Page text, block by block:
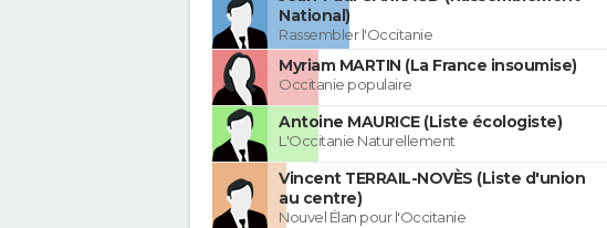
National)
Rassembler l'Occitanie
Myriam MARTIN (La France insoumise)
Occitanie populaire
Antoine MAURICE (Liste écologiste)
L'Occitanie Naturellement
Vincent TERRAIL-NOVÈS (Liste d'union
au centre)
Nouvel Élan pour l'Occitanie